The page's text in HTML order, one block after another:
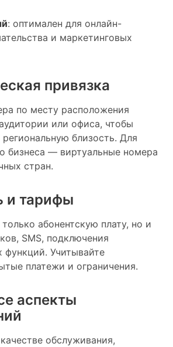
: оптимален для онлайн-
и маркетинговых
привязка
по месту расположения
или офиса, чтобы
близость. Для
бизнеса — виртуальные номера
стран.
и тарифы
абонентскую плату, но и
SMS, подключения
функций. Учитывайте
платежи и ограничения.
аспекты
обслуживания,